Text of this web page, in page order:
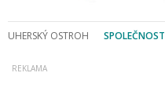
UHERSKÝ OSTROH SPOLEČNOST